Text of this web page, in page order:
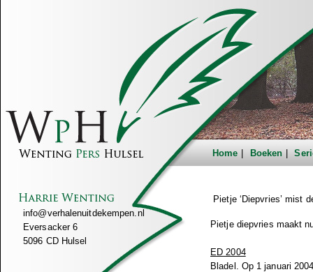
Home Boeken
info@verhalenuitdekempen.nl
Eversacker 6
5096 CD Hulsel
Pietje ‘Diepvries’ mist
Pietje diepvries maakt
ED 2004
Bladel. Op 1 januari